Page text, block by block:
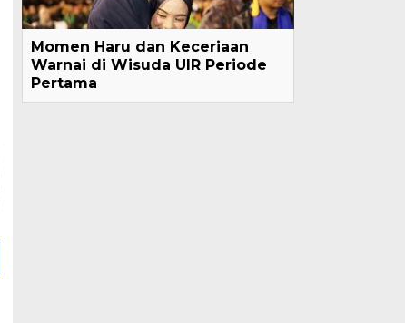
Momen Haru dan Keceriaan
Warnai di Wisuda UIR Periode
Pertama